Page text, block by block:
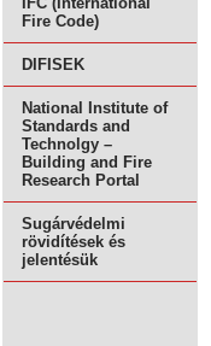
Fire Code)
DIFISEK
National Institute of
Standards and
Technolgy –
Building and Fire
Research Portal
Sugárvédelmi
rövidítések és
jelentésük